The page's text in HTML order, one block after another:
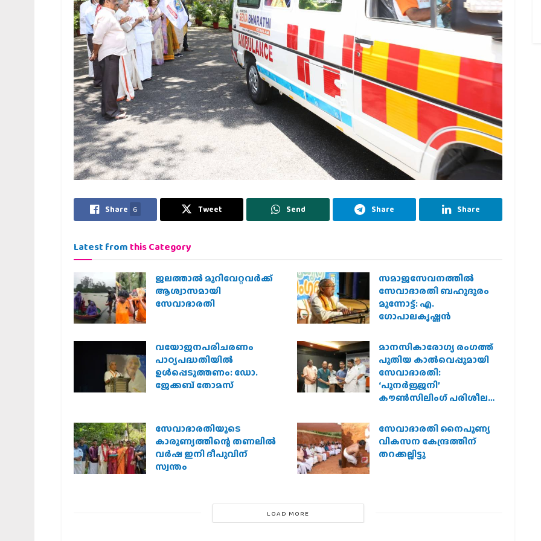
Share 6 Tweet Send Share Share
Latest from this Category
ജലത്താല്‍ മുറിവേറ്റവര്‍ക്ക്
ആശ്വാസമായി
സേവാഭാരതി
സമാജസേവനത്തില്‍
സേവാഭാരതി ബഹുദൂരം
മുന്നോട്ട്: എ.
ഗോപാലകൃഷ്ണന്‍
വയോജനപരിചരണം
പാഠ്യപദ്ധതിയില്‍
ഉള്‍പ്പെടുത്തണം: ഡോ.
ജേക്കബ് തോമസ്
മാനസികാരോഗ്യ രംഗത്ത്
പുതിയ കാൽവെപ്പുമായി
സേവാഭാരതി:
‘പുനർജ്ജനി’
കൗൺസിലിംഗ് പരിശീലന
വിതരണം ചെയ്തു
സേവാഭാരതിയുടെ
കാരുണ്യത്തിന്റെ തണലിൽ
വർഷ ഇനി ദീപുവിന്
സ്വന്തം
സേവാഭാരതി നൈപുണ്യ
വികസന കേന്ദ്രത്തിന്
തറക്കല്ലിട്ടു
LOAD MORE